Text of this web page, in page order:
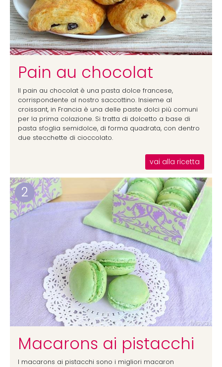
Pain au chocolat
Il pain au chocolat è una pasta dolce francese,
corrispondente al nostro saccottino. Insieme al
croissant, in Francia è una delle paste dolci più comuni
per la prima colazione. Si tratta di dolcetto a base di
pasta sfoglia semidolce, di forma quadrata, con dentro
due stecchette di cioccolato.
vai alla ricetta
2
Macarons ai pistacchi
I macarons ai pistacchi sono i migliori macaron